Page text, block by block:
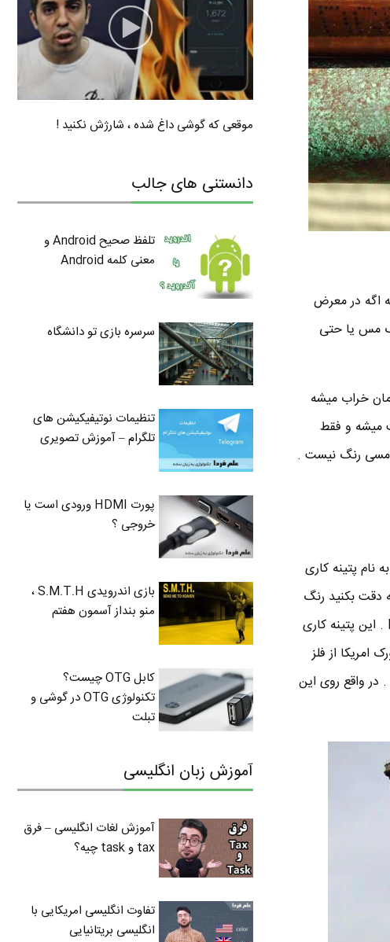
اگه در معرض
مس یا حتی
خراب میشه
میشه و فقط
مسی رنگ نیست .
پتینه کاری
دقت بکنید رنگ
بعضی از مجسمه های فلزی ، سبزه که بخاطر همین پتینه هستش . به انگلیسی هم میشه Patina . این پتینه کاری
امریکا از فلز
واقع روی این
موقعی که گوشی داغ شده ، شارژش نکنید !
دانستنی های جالب
تلفظ صحیح Android و
معنی کلمه Android
سرسره بازی تو دانشگاه
تنظیمات نوتیفیکیشن های
تلگرام – آموزش تصویری
پورت HDMI ورودی است یا
خروجی ؟
بازی اندرویدی S.M.T.H ،
منو بنداز آسمون هفتم
کابل OTG چیست؟
تکنولوژی OTG در گوشی و
تبلت
آموزش زبان انگلیسی
آموزش لغات انگلیسی – فرق
tax و task چیه؟
تفاوت انگلیسی امریکایی با
انگلیسی بریتانیایی